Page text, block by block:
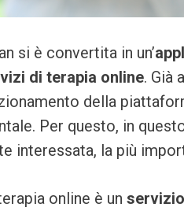
si è convertita in un’
di terapia online. Già
della
Per questo, in
interessata, la più
online è un